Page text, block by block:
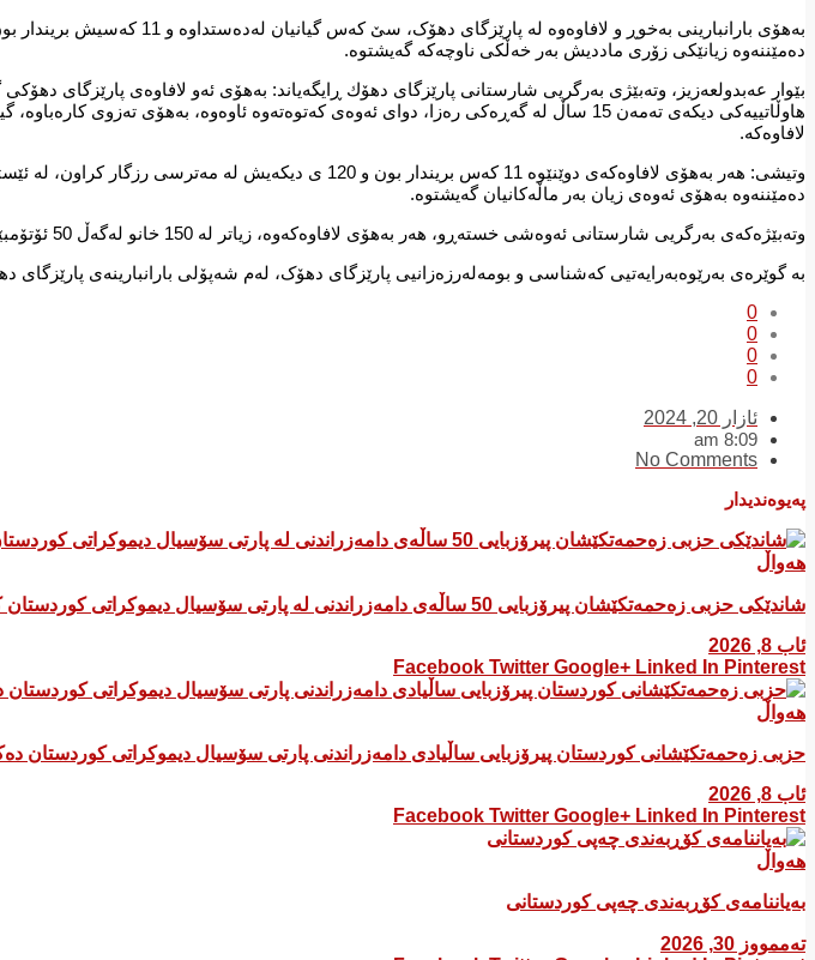
به‌هۆی بارانبارینی به‌خوڕ و لافاوه‌وە
دەمێننەوە زیانێکى زۆرى ماددیش بەر خەڵکى ناوچەکە گەیشتوە.
بێوار عه‌بدولعه‌زیز، وته‌بێژی به‌رگریی شارستانی پارێزگای دهۆك ڕایگەیاند: بەهۆی ئەو لافاوەی پارێزگای
هاوڵاتییه‌كی دیكه‌ی ته‌مه‌ن 15 ساڵ له‌ گه‌ڕه‌كی ره‌زا، دواى ئەوەى کەتوەتەوە ئاوەوە، بەهۆی
لافاوەکە.
دەمێننەوە بەهۆى ئەوەى زیان بەر ماڵەکانیان گەیشتوە.
وته‌بێژەکەی به‌رگریی شارستانی ئەوەشی خستەڕو، هەر بەهۆی لافاوەکەوە، زیاتر له‌ 150 خانو لەگەڵ 50 ئۆتۆمبێل، زیانیان پێگه‌یشتوه‌ و بەنداوێکیش تەقیوە.
بە گوێرەی بەرێوەبەرایەتیی کەشناسی و بومەلەرزەزانیی پارێزگای دهۆک، لەم شەپۆلى بارانبارینەى پارێزگاى دهۆکى گرتوەتەوە،
0
0
0
0
ئازار 20, 2024
8:09 am
No Comments
پەیوەندیدار
هەواڵ
شاندێکی حزبی زەحمەتکێشان پیرۆزبایی 50 ساڵەی دامەزراندنی لە پارتی سۆسیال دیموکراتی کوردستان کرد
ئاب 8, 2026
Facebook Twitter Google+ Linked In Pinterest
هەواڵ
​حزبی زەحمەتکێشانی کوردستان پیرۆزبایی ساڵیادی دامەزراندنی پارتی سۆسیال دیموکراتی کوردستان
ئاب 8, 2026
Facebook Twitter Google+ Linked In Pinterest
هەواڵ
بەیاننامەی کۆڕبەندی چەپی کوردستانی
تەممووز 30, 2026